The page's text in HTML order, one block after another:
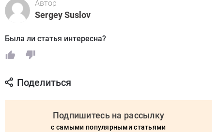
Автор
Sergey Suslov
Была ли статья интересна?
Поделиться
Подпишитесь на рассылку
с самыми популярными статьями